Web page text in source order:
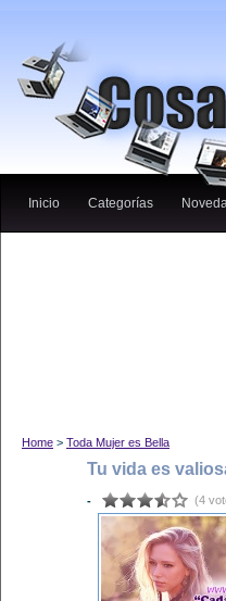
Inicio Categorías
Home > Toda Mujer es Bella
Tu vida es
- (4